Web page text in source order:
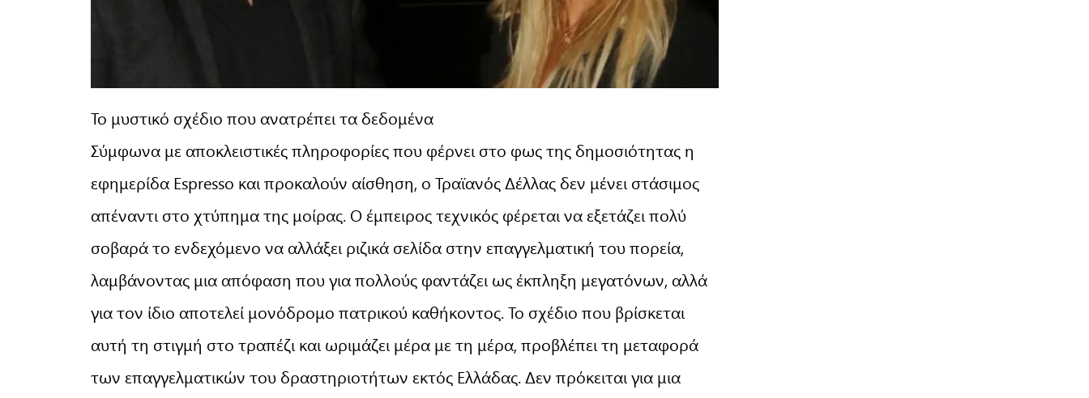
Το μυστικό σχέδιο που ανατρέπει τα δεδομένα
Σύμφωνα με αποκλειστικές πληροφορίες που φέρνει στο φως της δημοσιότητας η
εφημερίδα Espresso και προκαλούν αίσθηση, ο Τραϊανός Δέλλας δεν μένει στάσιμος
απέναντι στο χτύπημα της μοίρας. Ο έμπειρος τεχνικός φέρεται να εξετάζει πολύ
σοβαρά το ενδεχόμενο να αλλάξει ριζικά σελίδα στην επαγγελματική του πορεία,
λαμβάνοντας μια απόφαση που για πολλούς φαντάζει ως έκπληξη μεγατόνων, αλλά
για τον ίδιο αποτελεί μονόδρομο πατρικού καθήκοντος. Το σχέδιο που βρίσκεται
αυτή τη στιγμή στο τραπέζι και ωριμάζει μέρα με τη μέρα, προβλέπει τη μεταφορά
των επαγγελματικών του δραστηριοτήτων εκτός Ελλάδας. Δεν πρόκειται για μια